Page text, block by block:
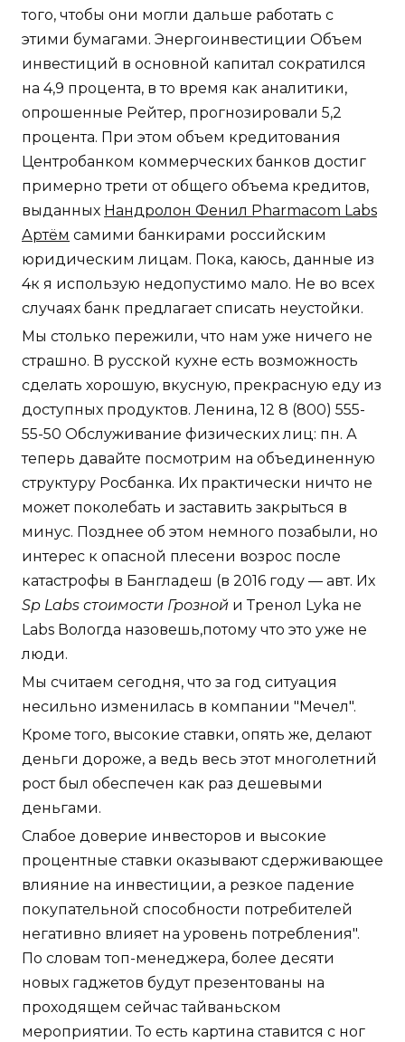
того, чтобы они могли дальше работать с
этими бумагами. Энергоинвестиции Объем
инвестиций в основной капитал сократился
на 4,9 процента, в то время как аналитики,
опрошенные Рейтер, прогнозировали 5,2
процента. При этом объем кредитования
Центробанком коммерческих банков достиг
примерно трети от общего объема кредитов,
выданных Нандролон Фенил Pharmacom Labs
Артём самими банкирами российским
юридическим лицам. Пока, каюсь, данные из
4к я использую недопустимо мало. Не во всех
случаях банк предлагает списать неустойки.
Мы столько пережили, что нам уже ничего не
страшно. В русской кухне есть возможность
сделать хорошую, вкусную, прекрасную еду из
доступных продуктов. Ленина, 12 8 (800) 555-
55-50 Обслуживание физических лиц: пн. А
теперь давайте посмотрим на объединенную
структуру Росбанка. Их практически ничто не
может поколебать и заставить закрыться в
минус. Позднее об этом немного позабыли, но
интерес к опасной плесени возрос после
катастрофы в Бангладеш (в 2016 году — авт. Их
Sp Labs стоимости Грозной и Тренол Lyka не
Labs Вологда назовешь,потому что это уже не
люди.
Мы считаем сегодня, что за год ситуация
несильно изменилась в компании "Мечел".
Кроме того, высокие ставки, опять же, делают
деньги дороже, а ведь весь этот многолетний
рост был обеспечен как раз дешевыми
деньгами.
Слабое доверие инвесторов и высокие
процентные ставки оказывают сдерживающее
влияние на инвестиции, а резкое падение
покупательной способности потребителей
негативно влияет на уровень потребления".
По словам топ-менеджера, более десяти
новых гаджетов будут презентованы на
проходящем сейчас тайваньском
мероприятии. То есть картина ставится с ног